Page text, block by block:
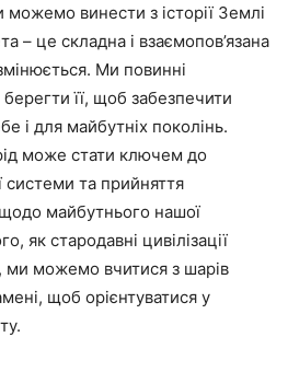
винести з історії Землі
– це складна і взаємопов’язана
Ми повинні
берегти її, щоб забезпечити
і для майбутніх поколінь.
може стати ключем до
системи та прийняття
майбутнього нашої
як стародавні цивілізації
ми можемо вчитися з шарів
щоб орієнтуватися у